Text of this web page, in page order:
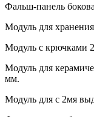
Фальш-панель
Модуль для
Модуль с крючками
Модуль для
мм.
Модуль для с 2мя